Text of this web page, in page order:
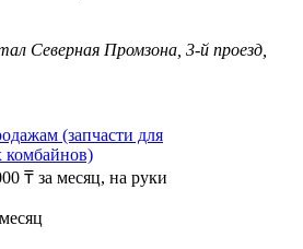
Северная Промзона, 3-й проезд,
(запчасти для
комбайнов)
₸ за месяц, на руки